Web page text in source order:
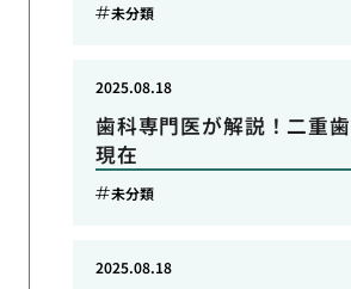
未分類
歯科専門医が解説！二重
現在
2025.08.18
未分類
2025.08.18